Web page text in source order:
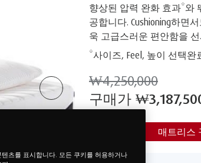
향상된 압력 완화 효과*와
공합니다. Cushioning하면
욱 고급스러운 편안함을
*사이즈, Feel, 높이 선택
₩4,250,000
구매가
매트리스
츠를 표시합니다. 모든 쿠키를 허용하거나